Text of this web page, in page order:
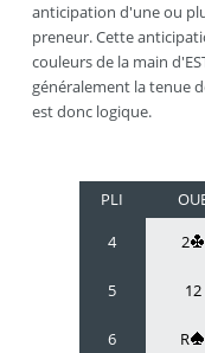
anticipation d'une ou
preneur. Cette
couleurs de la main
généralement la tenue
est donc logique.
PLI
4
2
5 12
6 R